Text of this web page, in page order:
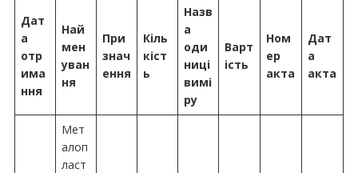
Дат
а
отр
има
ння
Най
мен
уван
ня
При
знач
ення
Кіль
кіст
ь
Назв
а
оди
ниці
вимі
ру
Варт
ість
Ном
ер
акта
Дат
а
акта
Мет
алоп
ласт